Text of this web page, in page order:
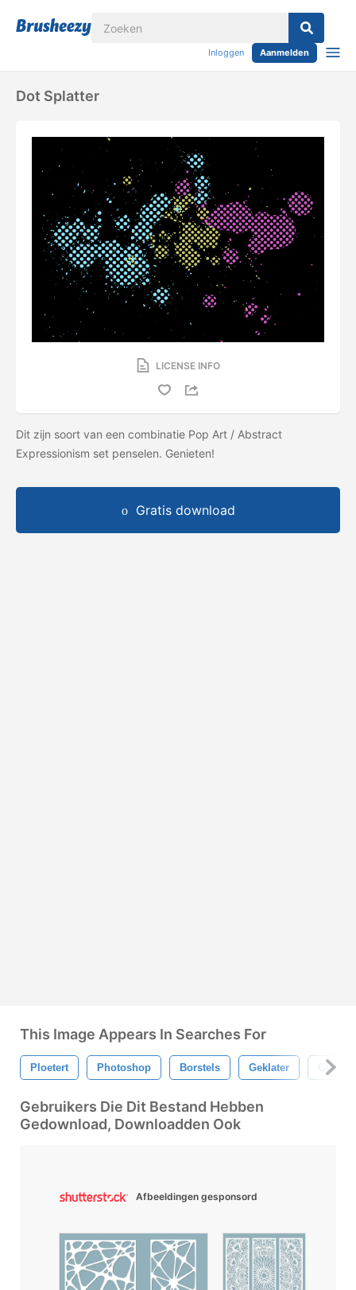
Inloggen Aanmelden
Dot Splatter
LICENSE INFO
Dit zijn soort van een combinatie Pop Art / Abstract
Expressionism set penselen. Genieten!
Gratis download
This Image Appears In Searches For
Ploetert Photoshop Borstels Geklater Cs2
Gebruikers Die Dit Bestand Hebben
Gedownload, Downloadden Ook
Afbeeldingen gesponsord